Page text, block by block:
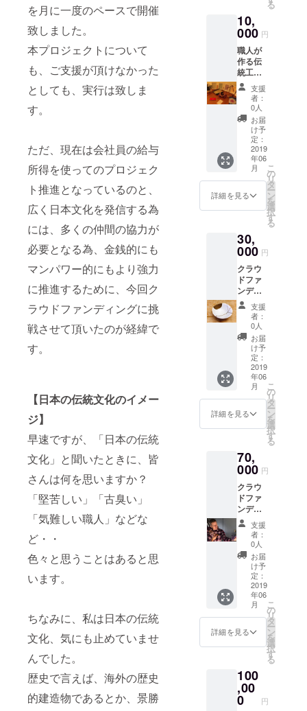
を月に一度のペースで開催
致しました。
本プロジェクトについて
も、ご支援が頂けなかった
としても、実行は致しま
す。
ただ、現在は会社員の給与
所得を使ってのプロジェク
ト推進となっているのと、
広く日本文化を発信する為
には、多くの仲間の協力が
必要となる為、金銭的にも
マンパワー的にもより強力
に推進するために、今回ク
ラウドファンディングに挑
戦させて頂いたのが経緯で
す。
【日本の伝統文化のイメー
ジ】
早速ですが、「日本の伝統
文化」と聞いたときに、皆
さんは何を思いますか？
「堅苦しい」「古臭い」
「気難しい職人」などな
ど・・
色々と思うことはあると思
います。
ちなみに、私は日本の伝統
文化、気にも止めていませ
んでした。
歴史で言えば、海外の歴史
的建造物であるとか、景勝
は良く温泉
旅館に行き
ますが、お
風呂上がり
の舟盛りと
日本酒の組
み合わせは
世界一だと
思っていま
として、活
動をしよう
と思った
きっかけ
は、学生時
代に所属し
た国際交流
サークルで
す。
活動内容
は、日本の
伝統文化を
生に伝える
というもの
でしたが、
日本の伝統
文化が海外
の人に与え
るインパク
トに気付い
たのと、自
国の文化で
外国人に驚
きや感動を
与えること
とがとても
嬉しかった
ことが記憶
（園
芸） ③
ランプ
シェー
ド（水
引） ④
手ぬぐ
い（雪
花絞
り）
る
10,
000 円
職人が
作る伝
統工芸
品 ご支
援頂い
た際
に、下
記の伝
統工芸
品４点
を提供
致しま
す。 ①
インテ
リアミ
ニ畳
②苔玉
（園
芸） ③
ランプ
シェー
ド（水
引） ④
手ぬぐ
い（雪
花絞
り）
支援
者：
0人
お届
け予
定：
2019
年06
月
詳細を見る
こ
の
リ
タ
ー
ン
を
選
択
す
る
30,
000 円
クラウ
ドファ
ンディ
ング限
定！ 金
継ぎ湯
呑み体
験ご招
待+お礼
のビデ
オメッ
セージ
＊体験
につい
て：
日時：
に合わ
せて調
整しま
す 場
所：東
京都高
円寺
人数：
最大4名
交通
費につ
いて
は、ご
支援者
のご負
担でお
願いし
支援
者：
0人
お届
け予
定：
2019
年06
月
詳細を見る
こ
の
リ
タ
ー
ン
を
選
択
す
る
70,
000 円
クラウ
ドファ
ンディ
ング限
定！ 刀
鍛冶体
験ご招
待＋刀
鍛冶職
人が彫
る名入
れ金属
プレー
ト+ お
礼のビ
デオ
セージ
＊体験
につい
て：
支援
者：
0人
お届
け予
定：
2019
年06
月
詳細を見る
こ
の
リ
タ
ー
ン
を
選
択
す
る
100
,00
0 円